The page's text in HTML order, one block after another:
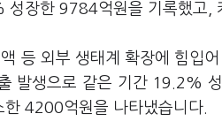
성장한 9784억원을 기록했고
등 외부 생태계 확장에 힘입
발생으로 같은 기간 19.2%
한 4200억원을 나타냈습니다